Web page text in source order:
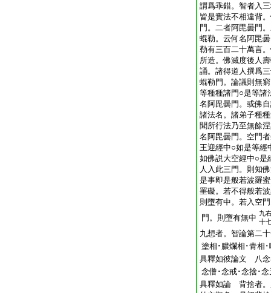
謂爲乖錯。智者入
皆是實法不相違背
門。二者阿毘曇門
蜫勒。云何名阿毘
勒有三百二十萬言
所造。佛滅度後人
誦。諸得道人撰爲
蜫勒門。論議則無
等種種諸門○是等諸
名阿毘曇門。或佛
諸法名。諸弟子種
聞所行法乃至無餘
名阿毘曇門。空門
王迎經中○如是等經
如佛説大空經中○是
人入此三門。則知
是事即是般若波羅
罣礙。若不得般若
則墮有中。若入空
門。則墮有無中 九
十
九想者。智論第二
塗相･膿爛相･青相
具釋如彼論文 八念
念僧･念戒･念捨･
具釋如論 背捨者。